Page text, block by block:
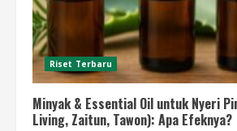
Riset Terbaru
Minyak & Essential Oil untuk Nyeri
Living, Zaitun, Tawon): Apa Efeknya?